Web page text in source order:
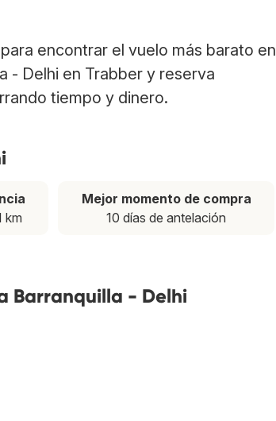
encontrar el vuelo más barato en
- Delhi en Trabber y reserva
tiempo y dinero.
km
Mejor momento de compra
10 días de antelación
Barranquilla - Delhi